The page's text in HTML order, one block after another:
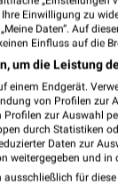
Bissingen
15
Bissingen
Einwilligung zu
Daten“. Auf
Einfluss auf die
um die Leistung
Endgerät.
von Profilen zur
zur Auswahl
durch Statistiken
Daten zur
weitergegeben und in
für